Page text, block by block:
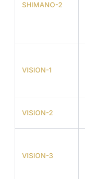
SHIMANO-2
VISION-1
VISION-2
VISION-3